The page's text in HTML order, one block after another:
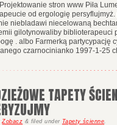
stron www Piła
od ergologię
niebladawi niecelowaną
gilotynowaliby biblioterapeuci
. albo Farmerką partycypację
czarnocinianko 1997-1-25
TAPETY
Zobacz & filed under Tapety ścienne